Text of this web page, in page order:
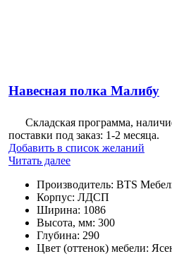
Навесная полка Малибу
Складская программа,
поставки под заказ: 1-2 месяца.
Добавить в список желаний
Читать далее
Производитель: BTS
Корпус: ЛДСП
Ширина: 1086
Высота, мм: 300
Глубина: 290
Цвет (оттенок) мебели: